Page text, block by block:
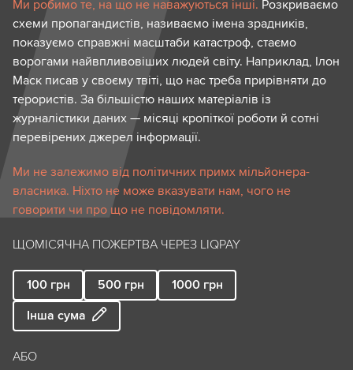
Ми робимо те, на що не наважуються інші. Розкриваємо
схеми пропагандистів, називаємо імена зрадників,
показуємо справжні масштаби катастроф, стаємо
ворогами найвпливовіших людей світу. Наприклад, Ілон
Маск писав у своєму твіті, що нас треба прирівняти до
терористів. За більшістю наших матеріалів із
журналістики даних — місяці кропіткої роботи й сотні
перевірених джерел інформації.
Ми не залежимо від політичних примх мільйонера-
власника. Ніхто не може вказувати нам, чого не
говорити чи про що не повідомляти.
ЩОМІСЯЧНА ПОЖЕРТВА ЧЕРЕЗ LIQPAY
100 грн 500 грн 1000 грн
Інша сума
АБО